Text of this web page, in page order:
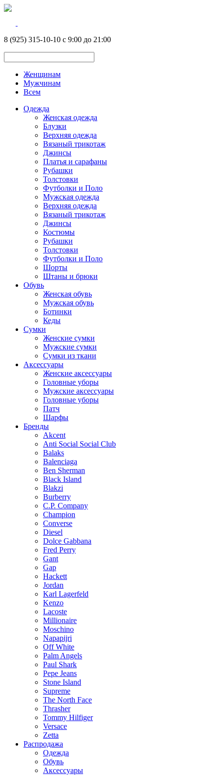
8 (925) 315-10-10 с 9:00 до 21:00
Женщинам
Мужчинам
Всем
Одежда
Женская одежда
Блузки
Верхняя одежда
Вязаный трикотаж
Джинсы
Платья и сарафаны
Рубашки
Толстовки
Футболки и Поло
Мужская одежда
Верхняя одежда
Вязаный трикотаж
Джинсы
Костюмы
Рубашки
Толстовки
Футболки и Поло
Шорты
Штаны и брюки
Обувь
Женская обувь
Мужская обувь
Ботинки
Кеды
Сумки
Женские сумки
Мужские сумки
Сумки из ткани
Аксессуары
Женские аксессуары
Головные уборы
Мужские аксессуары
Головные уборы
Патч
Шарфы
Бренды
Akcent
Anti Social Social Club
Balaks
Balenciaga
Ben Sherman
Black Island
Blakzi
Burberry
C.P. Company
Champion
Converse
Diesel
Dolce Gabbana
Fred Perry
Gant
Gap
Hackett
Jordan
Karl Lagerfeld
Kenzo
Lacoste
Millionaire
Moschino
Napapijri
Off White
Palm Angels
Paul Shark
Pepe Jeans
Stone Island
Supreme
The North Face
Thrasher
Tommy Hilfiger
Versace
Zetta
Распродажа
Одежда
Обувь
Аксессуары